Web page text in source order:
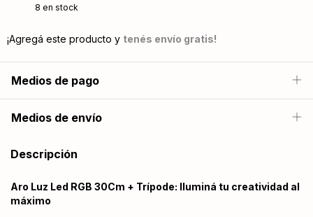
8 en stock
¡Agregá este producto y tenés envío gratis!
Medios de pago
Medios de envío
Descripción
Aro Luz Led RGB 30Cm + Trípode: Iluminá tu creatividad al
máximo